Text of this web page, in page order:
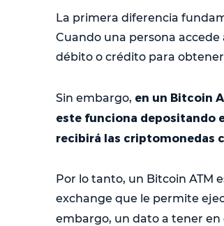
La primera diferencia
Cuando una persona
débito o crédito para
Sin embargo, en un Bitcoin
este funciona depositando
recibirá las criptomonedas
Por lo tanto, un Bitcoin ATM
exchange que le permite
embargo, un dato a tener en